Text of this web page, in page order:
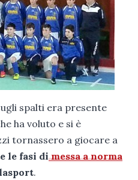
spalti era presente
ha voluto e si è
tornassero a giocare a
le fasi dimessa a norma
.